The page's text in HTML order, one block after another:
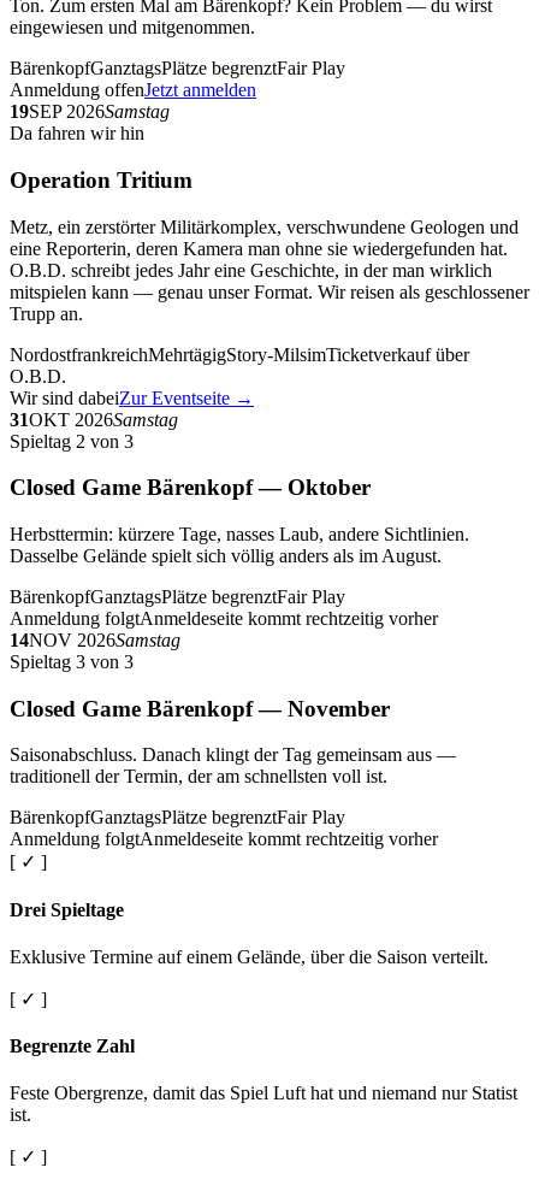
Ton. Zum ersten Mal am Bärenkopf? Kein Problem — du wirst
eingewiesen und mitgenommen.
BärenkopfGanztagsPlätze begrenztFair Play
Anmeldung offenJetzt anmelden
19SEP 2026Samstag
Da fahren wir hin
Operation Tritium
Metz, ein zerstörter Militärkomplex, verschwundene Geologen und
eine Reporterin, deren Kamera man ohne sie wiedergefunden hat.
O.B.D. schreibt jedes Jahr eine Geschichte, in der man wirklich
mitspielen kann — genau unser Format. Wir reisen als geschlossener
Trupp an.
NordostfrankreichMehrtägigStory-MilsimTicketverkauf über
O.B.D.
Wir sind dabeiZur Eventseite →
31OKT 2026Samstag
Spieltag 2 von 3
Closed Game Bärenkopf — Oktober
Herbsttermin: kürzere Tage, nasses Laub, andere Sichtlinien.
Dasselbe Gelände spielt sich völlig anders als im August.
BärenkopfGanztagsPlätze begrenztFair Play
Anmeldung folgtAnmeldeseite kommt rechtzeitig vorher
14NOV 2026Samstag
Spieltag 3 von 3
Closed Game Bärenkopf — November
Saisonabschluss. Danach klingt der Tag gemeinsam aus —
traditionell der Termin, der am schnellsten voll ist.
BärenkopfGanztagsPlätze begrenztFair Play
Anmeldung folgtAnmeldeseite kommt rechtzeitig vorher
[ ✓ ]
Drei Spieltage
Exklusive Termine auf einem Gelände, über die Saison verteilt.
[ ✓ ]
Begrenzte Zahl
Feste Obergrenze, damit das Spiel Luft hat und niemand nur Statist
ist.
[ ✓ ]